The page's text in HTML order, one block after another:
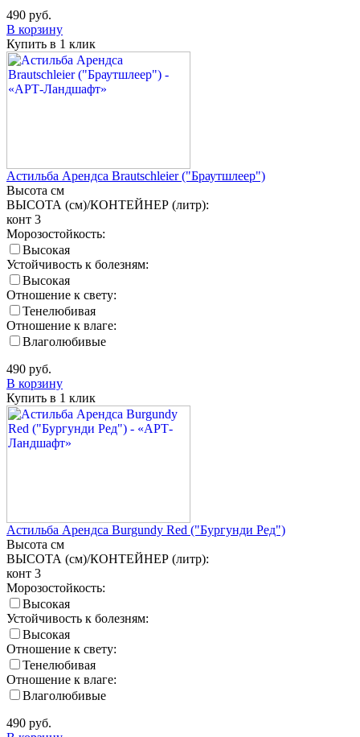
490 руб.
В корзину
Купить в 1 клик
Астильба Арендса Brautschleier ("Браутшлеер")
Высота см
ВЫСОТА (см)/КОНТЕЙНЕР (литр):
конт 3
Морозостойкость:
Высокая
Устойчивость к болезням:
Высокая
Отношение к свету:
Тенелюбивая
Отношение к влаге:
Влаголюбивые
490 руб.
В корзину
Купить в 1 клик
Астильба Арендса Burgundy Red ("Бургунди Ред")
Высота см
ВЫСОТА (см)/КОНТЕЙНЕР (литр):
конт 3
Морозостойкость:
Высокая
Устойчивость к болезням:
Высокая
Отношение к свету:
Тенелюбивая
Отношение к влаге:
Влаголюбивые
490 руб.